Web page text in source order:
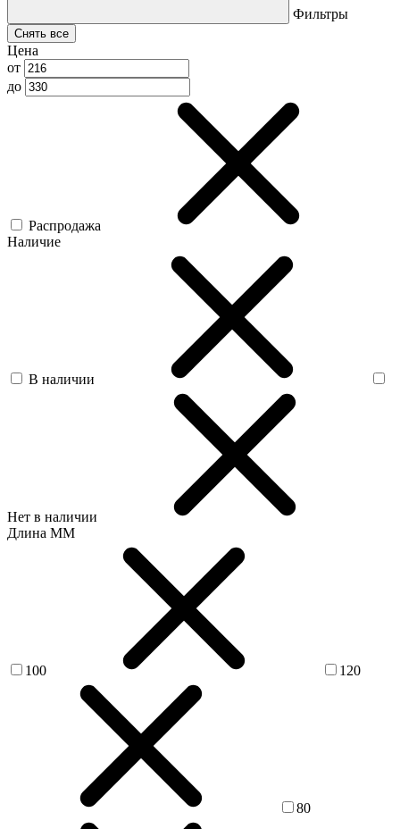
Фильтры
Снять все
Цена
от
до
Распродажа
Наличие
В наличии
Нет в наличии
Длина ММ
100 120
80